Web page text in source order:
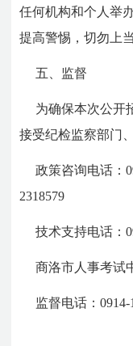
任何机构和个人举
提高警惕，切勿上
五、监督
为确保本次公开
接受纪检监察部门
政策咨询电话：
2318579
技术支持电话：
商洛市人事考试
监督电话：0914-